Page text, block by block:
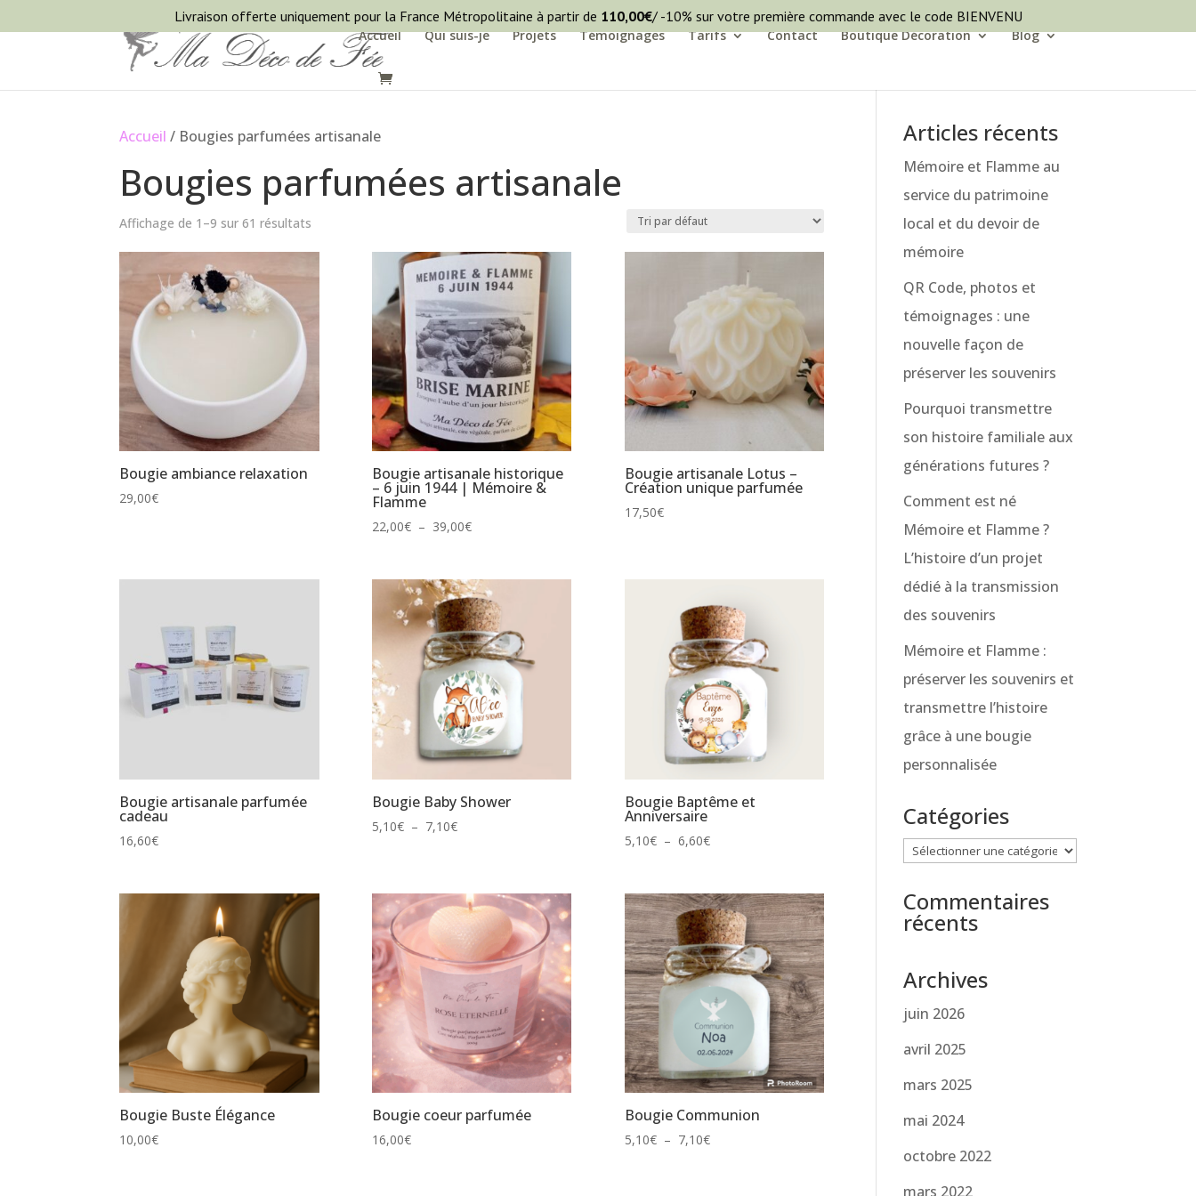
Accueil Qui suis-je Projets Témoignages Tarifs Contact Boutique Décoration Blog
Accueil / Bougies parfumées artisanale
Bougies parfumées artisanale
Affichage de 1–9 sur 61 résultats
Bougie ambiance relaxation
29,00€
Bougie artisanale historique
– 6 juin 1944 | Mémoire &
Flamme
22,00€ – 39,00€Plage
22,00€
à
39,00€
Bougie artisanale Lotus –
Création unique parfumée
17,50€
Bougie artisanale parfumée
cadeau
16,60€
Bougie Baby Shower
5,10€ – 7,10€Plage
à
7,10€
Bougie Baptême et
Anniversaire
5,10€ – 6,60€Plage
5,10€
à
6,60€
Bougie Buste Élégance
10,00€
Bougie coeur parfumée
16,00€
Bougie Communion
5,10€ – 7,10€Plage
Articles récents
Mémoire et Flamme au
service du patrimoine
local et du devoir de
mémoire
QR Code, photos et
témoignages : une
nouvelle façon de
préserver les souvenirs
Pourquoi transmettre
son histoire familiale aux
générations futures ?
Comment est né
Mémoire et Flamme ?
L’histoire d’un projet
dédié à la transmission
des souvenirs
Mémoire et Flamme :
préserver les souvenirs et
transmettre l’histoire
grâce à une bougie
personnalisée
Catégories
Catégories
Commentaires
récents
Archives
juin 2026
avril 2025
mars 2025
mai 2024
octobre 2022
mars 2022
Livraison offerte uniquement pour la France Métropolitaine à partir de 110,00€/ -10% sur votre première commande avec le code BIENVENU